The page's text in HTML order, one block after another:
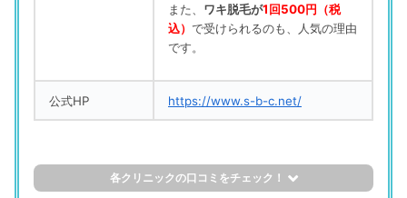
また、 ワキ脱毛が1回500円（税
込） で受けられるのも、人気の理由
です。
公式HP https://www.s-b-c.net/
各クリニックの口コミをチェック！